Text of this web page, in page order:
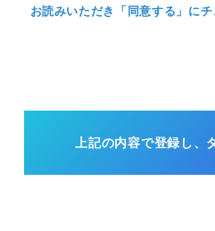
お読みいただき「同意する」にチ